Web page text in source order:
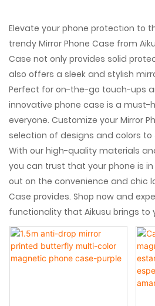
Elevate your phone protection to
trendy Mirror Phone Case from
Case not only provides solid
also offers a sleek and stylish
Perfect for on-the-go touch-ups
innovative phone case is a must-
everyone. Customize your Mirror
selection of designs and colors to
With our high-quality materials
you can trust that your phone is
out on the convenience and chic
Case provides. Shop now and
functionality that Aikusu brings to